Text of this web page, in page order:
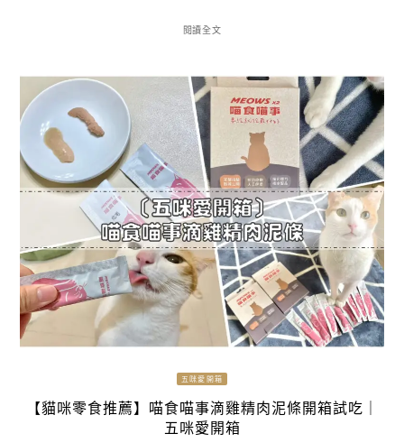
閱讀全文
五咪愛開箱
【貓咪零食推薦】喵食喵事滴雞精肉泥條開箱試吃｜
五咪愛開箱